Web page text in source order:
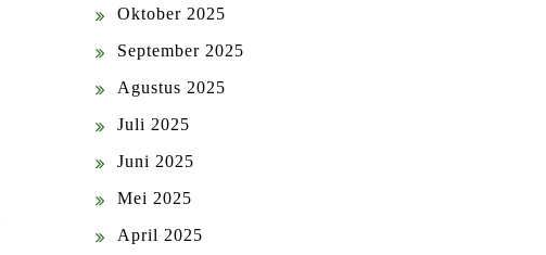
Oktober 2025
September 2025
Agustus 2025
Juli 2025
Juni 2025
Mei 2025
April 2025